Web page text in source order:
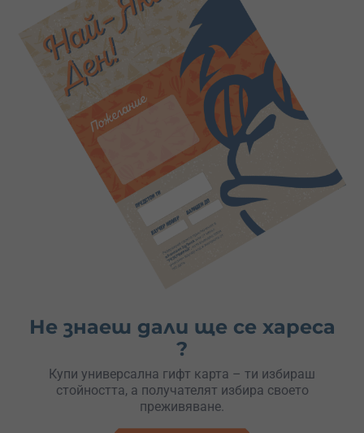
Не знаеш дали ще се хареса
?
Купи универсална гифт карта – ти избираш
стойността, а получателят избира своето
преживяване.